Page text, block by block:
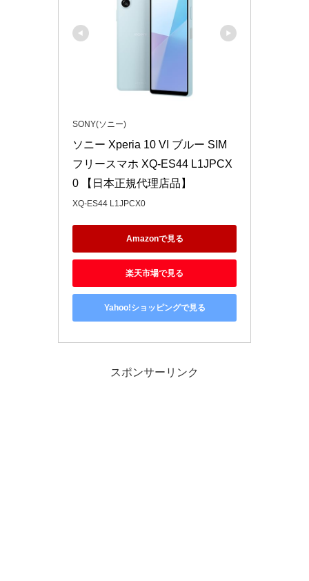
SONY(ソニー)
ソニー Xperia 10 VI ブルー SIM
フリースマホ XQ-ES44 L1JPCX
0 【日本正規代理店品】
XQ-ES44 L1JPCX0
Amazonで見る
楽天市場で見る
Yahoo!ショッピングで見る
スポンサーリンク